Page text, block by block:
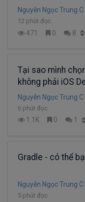
Nguyễn Ngọc Trung C
12 phút đọc
471 0 8
Tại sao mình
không phải iOS
Nguyễn Ngọc Trung C
6 phút đọc
1.1K 0 1
Gradle - có thể
Nguyễn Ngọc Trung C
5 phút đọc